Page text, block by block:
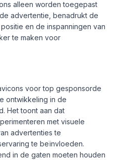
alleen worden toegepast
advertentie, benadrukt de
en de inspanningen van
te maken voor
voor top gesponsorde
ontwikkeling in de
Het toont aan dat
met visuele
advertenties te
te beïnvloeden.
in de gaten moeten houden